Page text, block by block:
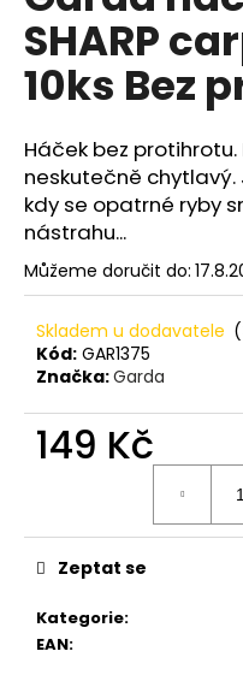
0,0
z
5
hvězdiček.
SHARP
10ks Bez
Háček bez
neskutečně
kdy se opatrné ryby
nástrahu...
Můžeme doručit do:
Skladem u dodavatele
Kód: GAR1375
Značka:Garda
149 Kč
Kategorie:
EAN:
Zeptat se
a
j
í
?
D
o
p
č
u
e
m